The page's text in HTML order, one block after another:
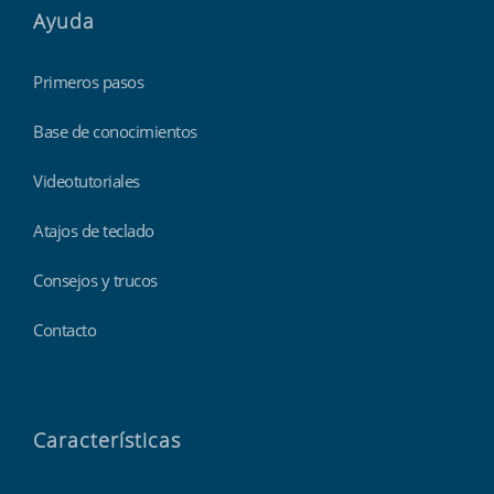
Ayuda
Primeros pasos
Base de conocimientos
Videotutoriales
Atajos de teclado
Consejos y trucos
Contacto
Características